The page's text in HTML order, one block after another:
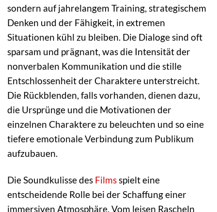
sondern auf jahrelangem Training, strategischem
Denken und der Fähigkeit, in extremen
Situationen kühl zu bleiben. Die Dialoge sind oft
sparsam und prägnant, was die Intensität der
nonverbalen Kommunikation und die stille
Entschlossenheit der Charaktere unterstreicht.
Die Rückblenden, falls vorhanden, dienen dazu,
die Ursprünge und die Motivationen der
einzelnen Charaktere zu beleuchten und so eine
tiefere emotionale Verbindung zum Publikum
aufzubauen.
Die Soundkulisse des Filmsspielt eine
entscheidende Rolle bei der Schaffung einer
immersiven Atmosphäre. Vom leisen Rascheln